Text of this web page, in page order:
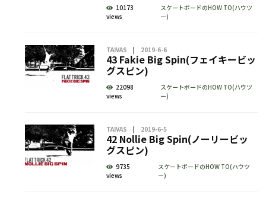
10173
views
スケートボードのHOW TO(ハウツ
ー)
TAIVAS 2019-6-6
43 Fakie Big Spin(フェイキービッ
グスピン)
22098
views
スケートボードのHOW TO(ハウツ
ー)
TAIVAS 2019-6-5
42 Nollie Big Spin(ノーリービッ
グスピン)
9735
views
スケートボードのHOW TO(ハウツ
ー)